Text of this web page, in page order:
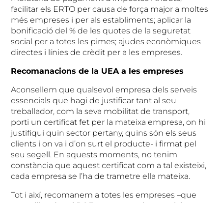
facilitar els ERTO per causa de força major a moltes
més empreses i per als establiments; aplicar la
bonificació del % de les quotes de la seguretat
social per a totes les pimes; ajudes econòmiques
directes i línies de crèdit per a les empreses.
Recomanacions de la UEA a les empreses
Aconsellem que qualsevol empresa dels serveis
essencials que hagi de justificar tant al seu
treballador, com la seva mobilitat de transport,
porti un certificat fet per la mateixa empresa, on hi
justifiqui quin sector pertany, quins són els seus
clients i on va i d’on surt el producte- i firmat pel
seu segell. En aquests moments, no tenim
constància que aquest certificat com a tal existeixi,
cada empresa se l’ha de trametre ella mateixa.
Tot i així, recomanem a totes les empreses –que